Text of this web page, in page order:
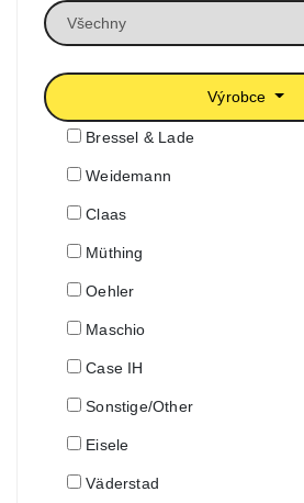
Výrobce
Bressel & Lade
Weidemann
Claas
Müthing
Oehler
Maschio
Case IH
Sonstige/Other
Eisele
Väderstad